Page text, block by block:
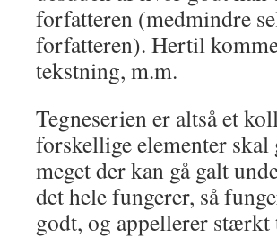
forfatteren (medmindre
forfatteren). Hertil
tekstning, m.m.
Tegneserien er altså et
forskellige elementer skal
meget der kan gå galt
det hele fungerer, så
godt, og appellerer stærkt